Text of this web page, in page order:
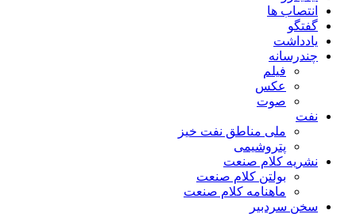
انتصاب ها
گفتگو
یادداشت
چندرسانه
فیلم
عکس
صوت
نفت
ملی مناطق نفت خیز
پتروشیمی
نشریه کلام صنعت
بولتن کلام صنعت
ماهنامه کلام صنعت
سخن سردبیر